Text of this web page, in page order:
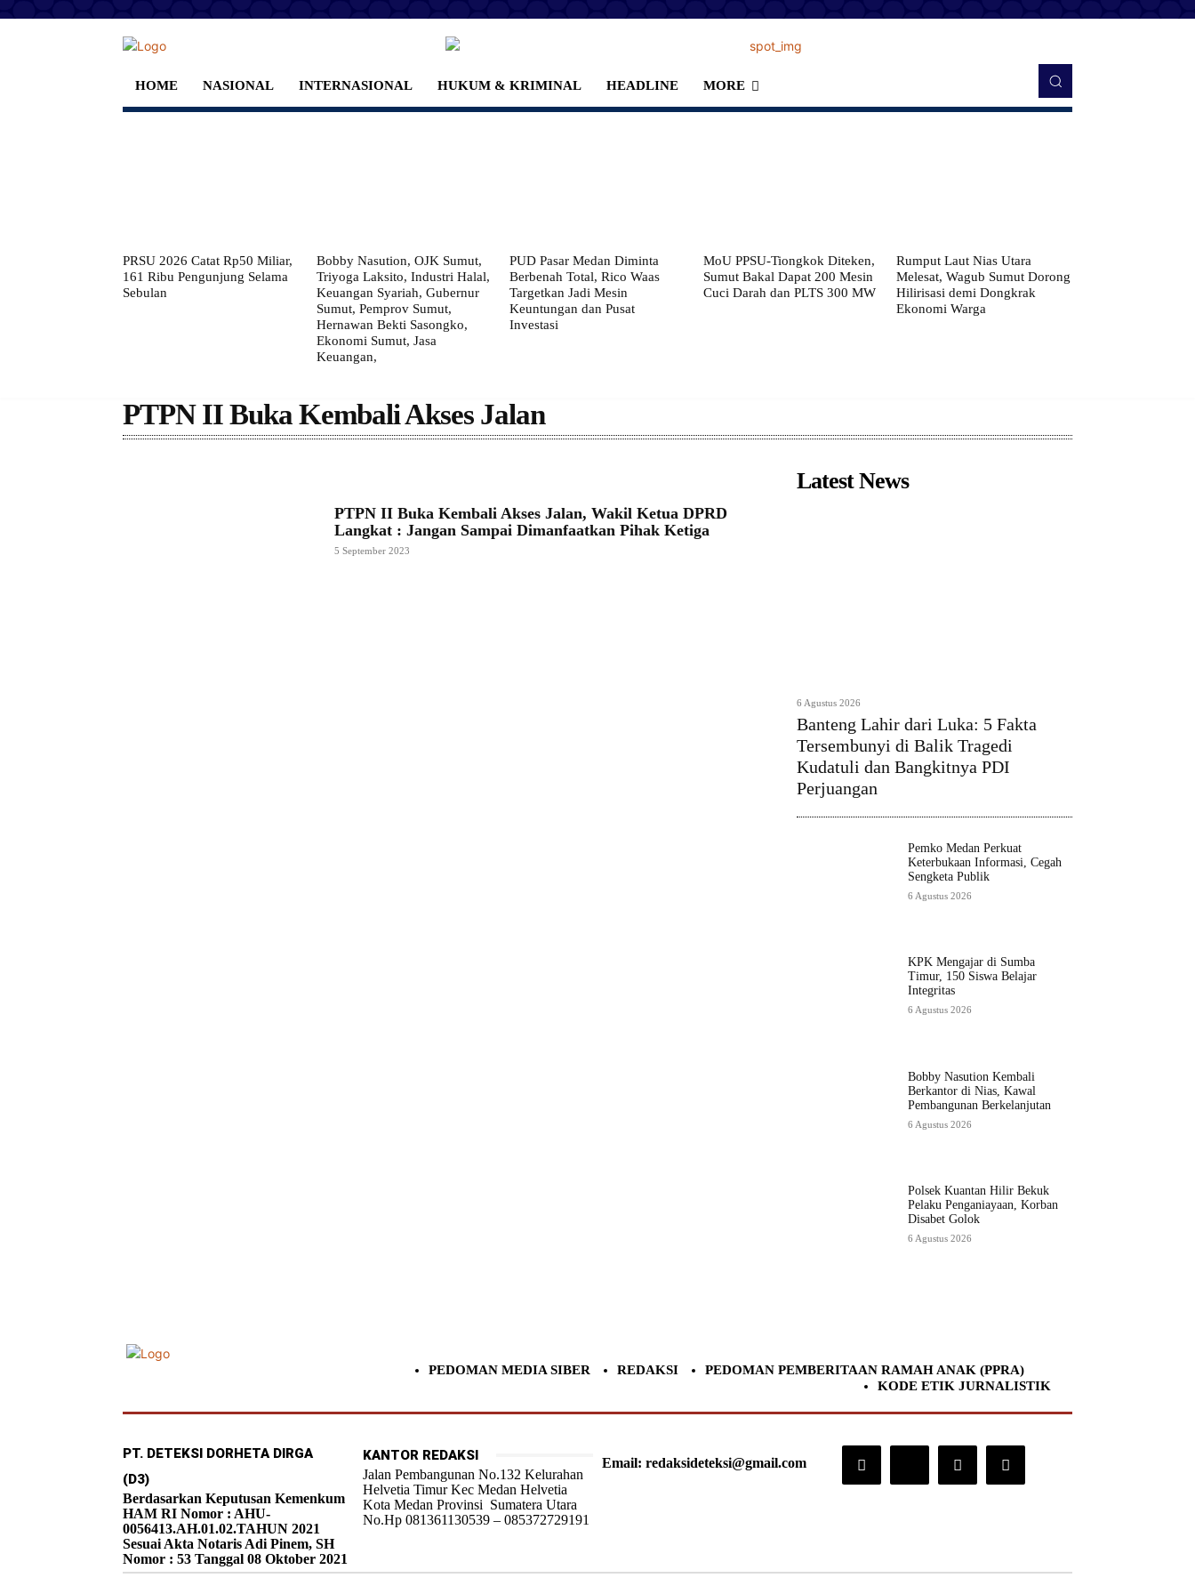
HOME NASIONAL INTERNASIONAL HUKUM & KRIMINAL HEADLINE MORE
PRSU 2026 Catat Rp50 Miliar,
161 Ribu Pengunjung Selama
Sebulan
Bobby Nasution, OJK Sumut,
Triyoga Laksito, Industri Halal,
Keuangan Syariah, Gubernur
Sumut, Pemprov Sumut,
Hernawan Bekti Sasongko,
Ekonomi Sumut, Jasa
Keuangan,
PUD Pasar Medan Diminta
Berbenah Total, Rico Waas
Targetkan Jadi Mesin
Keuntungan dan Pusat
Investasi
MoU PPSU-Tiongkok Diteken,
Sumut Bakal Dapat 200 Mesin
Cuci Darah dan PLTS 300 MW
Rumput Laut Nias Utara
Melesat, Wagub Sumut Dorong
Hilirisasi demi Dongkrak
Ekonomi Warga
PTPN II Buka Kembali Akses Jalan
PTPN II Buka Kembali Akses Jalan, Wakil Ketua DPRD
Langkat : Jangan Sampai Dimanfaatkan Pihak Ketiga
5 September 2023
Latest News
6 Agustus 2026
Banteng Lahir dari Luka: 5 Fakta
Tersembunyi di Balik Tragedi
Kudatuli dan Bangkitnya PDI
Perjuangan
Pemko Medan Perkuat
Keterbukaan Informasi, Cegah
Sengketa Publik
6 Agustus 2026
KPK Mengajar di Sumba
Timur, 150 Siswa Belajar
Integritas
6 Agustus 2026
Bobby Nasution Kembali
Berkantor di Nias, Kawal
Pembangunan Berkelanjutan
6 Agustus 2026
Polsek Kuantan Hilir Bekuk
Pelaku Penganiayaan, Korban
Disabet Golok
6 Agustus 2026
PEDOMAN MEDIA SIBER REDAKSI
PEDOMAN PEMBERITAAN RAMAH ANAK (PPRA)
KODE ETIK JURNALISTIK
PT. DETEKSI DORHETA DIRGA
(D3)
Berdasarkan Keputusan Kemenkum
HAM RI Nomor : AHU-
0056413.AH.01.02.TAHUN 2021
Sesuai Akta Notaris Adi Pinem, SH
Nomor : 53 Tanggal 08 Oktober 2021
KANTOR REDAKSI
Jalan Pembangunan No.132 Kelurahan
Helvetia Timur Kec Medan Helvetia
Kota Medan Provinsi Sumatera Utara
No.Hp 081361130539 – 085372729191
Email: redaksideteksi@gmail.com